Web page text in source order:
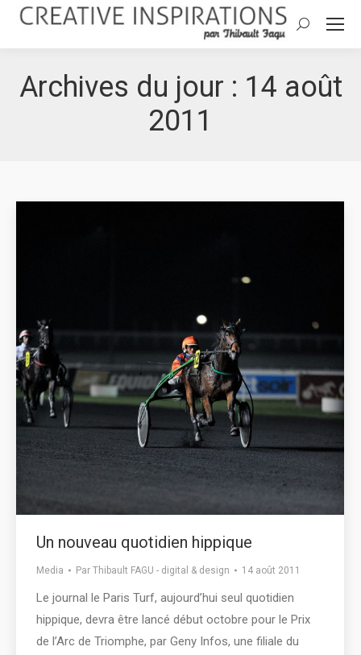
Search:
Archives du jour : 14 août
2011
Un nouveau quotidien hippique
Media Par Thibault FAGU - digital & design 14 août 2011
Le journal le Paris Turf, aujourd’hui seul quotidien
hippique, devra être lancé début octobre pour le Prix
de l’Arc de Triomphe, par Geny Infos, une filiale du